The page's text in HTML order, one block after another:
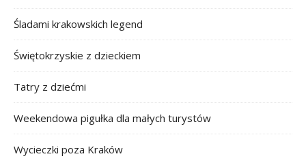
Śladami krakowskich legend
Świętokrzyskie z dzieckiem
Tatry z dziećmi
Weekendowa pigułka dla małych turystów
Wycieczki poza Kraków